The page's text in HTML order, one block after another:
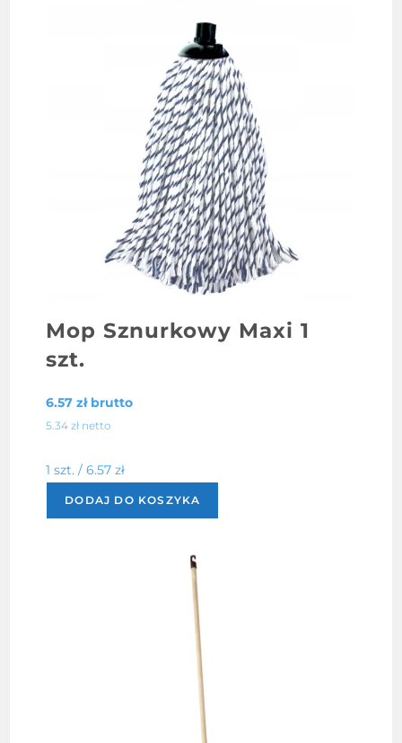
Mop Sznurkowy Maxi 1
szt.
6.57złbrutto
5.34 zł netto
1 szt. / 6.57zł
DODAJ DO KOSZYKA